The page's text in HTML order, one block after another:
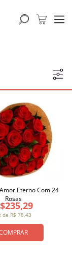
de R$ 78,43
Eterno Com 24
Rosas